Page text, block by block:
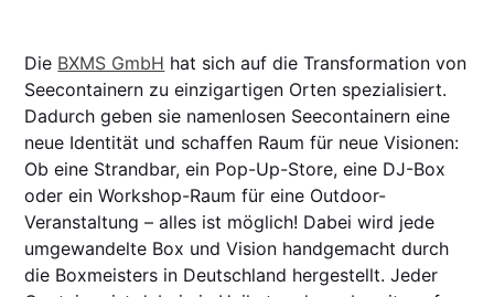
Die BXMS GmbH hat sich auf die Transformation von
Seecontainern zu einzigartigen Orten spezialisiert.
Dadurch geben sie namenlosen Seecontainern eine
neue Identität und schaffen Raum für neue Visionen:
Ob eine Strandbar, ein Pop-Up-Store, eine DJ-Box
oder ein Workshop-Raum für eine Outdoor-
Veranstaltung – alles ist möglich! Dabei wird jede
umgewandelte Box und Vision handgemacht durch
die Boxmeisters in Deutschland hergestellt. Jeder